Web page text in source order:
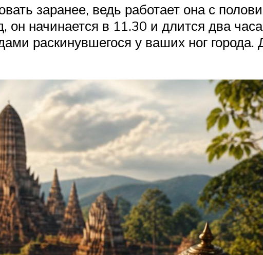
заранее, ведь работает она с
он начинается в 11.30 и длится два
раскинувшегося у ваших ног города.